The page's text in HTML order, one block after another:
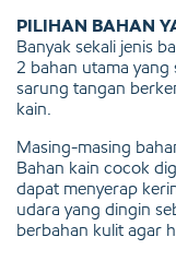
PILIHAN BAHAN
Banyak sekali jenis
2 bahan utama
sarung tangan
kain.
Masing-masing
Bahan kain cocok
dapat menyerap
udara yang dingin
berbahan kulit agar